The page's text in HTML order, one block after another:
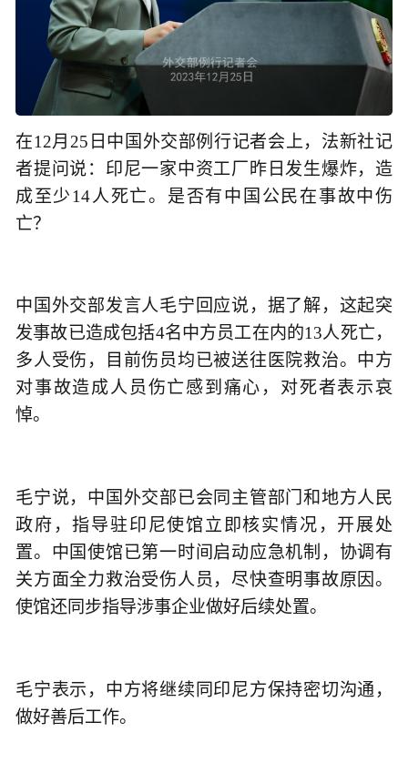
在12月25日中国外交部例行记者会上，法新社记
者提问说：印尼一家中资工厂昨日发生爆炸，造
成至少14人死亡。是否有中国公民在事故中伤
亡？
中国外交部发言人毛宁回应说，据了解，这起突
发事故已造成包括4名中方员工在内的13人死亡，
多人受伤，目前伤员均已被送往医院救治。中方
对事故造成人员伤亡感到痛心，对死者表示哀
悼。
毛宁说，中国外交部已会同主管部门和地方人民
政府，指导驻印尼使馆立即核实情况，开展处
置。中国使馆已第一时间启动应急机制，协调有
关方面全力救治受伤人员，尽快查明事故原因。
使馆还同步指导涉事企业做好后续处置。
毛宁表示，中方将继续同印尼方保持密切沟通，
做好善后工作。